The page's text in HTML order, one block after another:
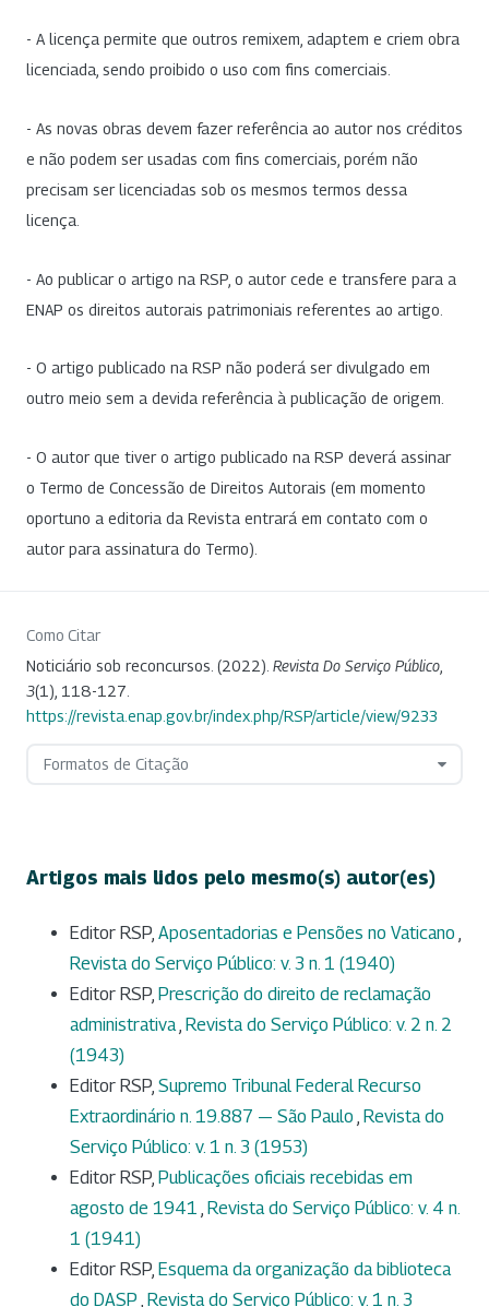
- A licença permite que outros remixem, adaptem e criem obra
licenciada, sendo proibido o uso com fins comerciais.
- As novas obras devem fazer referência ao autor nos créditos
e não podem ser usadas com fins comerciais, porém não
precisam ser licenciadas sob os mesmos termos dessa
licença.
- Ao publicar o artigo na RSP, o autor cede e transfere para a
ENAP os direitos autorais patrimoniais referentes ao artigo.
- O artigo publicado na RSP não poderá ser divulgado em
outro meio sem a devida referência à publicação de origem.
- O autor que tiver o artigo publicado na RSP deverá assinar
o Termo de Concessão de Direitos Autorais (em momento
oportuno a editoria da Revista entrará em contato com o
autor para assinatura do Termo).
Como Citar
Noticiário sob reconcursos. (2022). Revista Do Serviço Público
3(1), 118-127.
https://revista.enap.gov.br/index.php/RSP/article/view/9233
Formatos de Citação
Artigos mais lidos pelo mesmo(s) autor(es)
Editor RSP, Aposentadorias e Pensões no Vaticano ,
Revista do Serviço Público: v. 3 n. 1 (1940)
Editor RSP, Prescrição do direito de reclamação
administrativa, Revista do Serviço Público: v. 2 n. 2
(1943)
Editor RSP, Supremo Tribunal Federal Recurso
Extraordinário n. 19.887 — São Paulo , Revista do
Serviço Público: v. 1 n. 3 (1953)
Editor RSP, Publicações oficiais recebidas em
agosto de 1941 , Revista do Serviço Público: v. 4 n.
1 (1941)
Editor RSP, Esquema da organização da biblioteca
do DASP , Revista do Serviço Público: v. 1 n. 3